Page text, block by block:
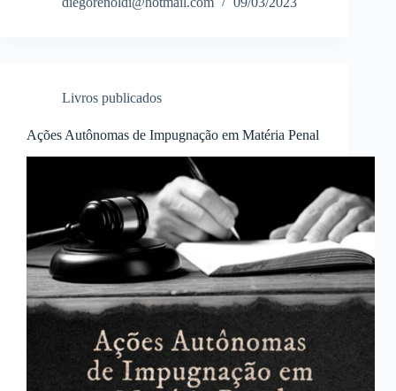
Livros publicados
Ações Autônomas de Impugnação em Matéria Penal